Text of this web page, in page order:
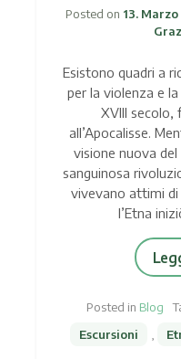
Posted on 13.
Esistono quadri a
per la violenza e
XVIII secolo,
all’Apocalisse.
visione nuova
sanguinosa
vivevano attimi di
l’Etna
Posted in Blog
Escursioni